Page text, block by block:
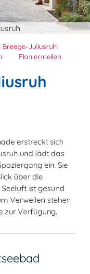
Juliusruh
Flaniermeilen
erstreckt sich
und lädt das
ein. Sie
über die
ist gesund
Verweilen stehen
zur Verfügung.